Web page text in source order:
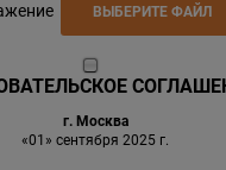
ВЫБЕРИТЕ ФАЙЛ
г. Москва
«01» сентября 2025 г.